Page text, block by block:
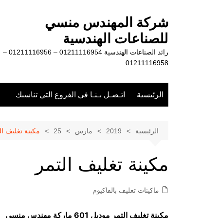
شركة المهندس منسي
للصناعات الهندسية
رائد الصناعات الهندسية 01211116954 – 01211116956 –
01211116958
الرئيسية اتـصـل بـنـا في الفروع التي تناسبك
الرئيسية 2019 مارس 25 مكينة تغليف
مكينة تغليف التمر
ماكينات تغليف بالفاكيوم
مكينة تغليف التمر موديل 601 ماركة مهندس منسي